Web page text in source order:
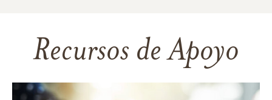
Recursos de Apoyo